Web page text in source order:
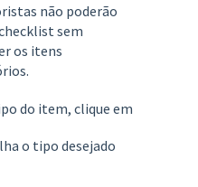
não poderão
sem
os itens
do item, clique em
o tipo desejado